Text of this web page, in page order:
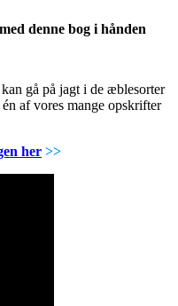
denne bog i hånden
gå på jagt i de æblesorter
af vores mange opskrifter
her >>